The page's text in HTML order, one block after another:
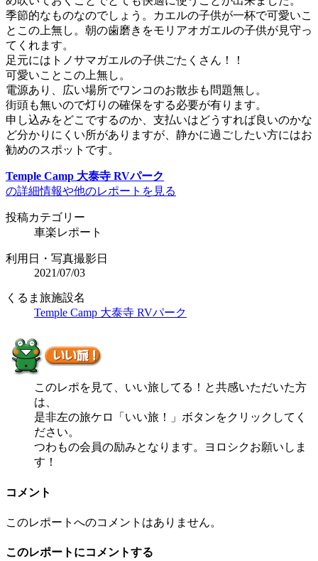
季節的なものなのでしょう。カエルの子供が一杯で可愛いこ
とこの上無し。朝の歯磨きをモリアオガエルの子供が見守っ
てくれます。
足元にはトノサマガエルの子供ごたくさん！！
可愛いことこの上無し。
電源あり、広い場所でワンコのお散歩も問題無し。
街頭も無いので灯りの確保をする必要が有ります。
申し込みをどこでするのか、支払いはどうすれば良いのかな
ど分かりにくい所がありますが、静かに過ごしたい方にはお
勧めのスポットです。
Temple Camp 大泰寺 RVパーク
の詳細情報や他のレポートを見る
投稿カテゴリー
車楽レポート
利用日・写真撮影日
2021/07/03
くるま旅施設名
Temple Camp 大泰寺 RVパーク
このレポを見て、いい旅してる！と共感いただいた方
は、
是非左の旅ケロ「いい旅！」ボタンをクリックしてく
ださい。
つわもの会員の励みとなります。ヨロシクお願いしま
す！
コメント
このレポートへのコメントはありません。
このレポートにコメントする